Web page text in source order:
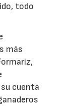
todo
más
cuenta